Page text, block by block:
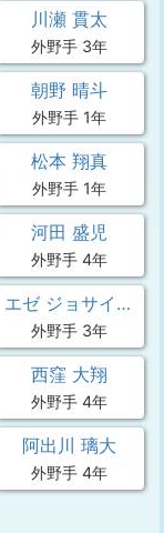
川瀬 貫太
外野手 3年
朝野 晴斗
外野手 1年
松本 翔真
外野手 1年
河田 盛児
外野手 4年
エゼ ジョサイヤ 礼
外野手 3年
西窪 大翔
外野手 4年
阿出川 璃大
外野手 4年